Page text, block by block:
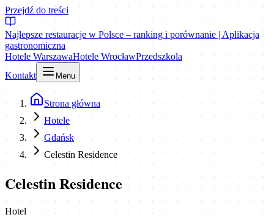
Przejdź do treści
Najlepsze restauracje w Polsce – ranking i porównanie | Aplikacja
gastronomiczna
Hotele WarszawaHotele WrocławPrzedszkola
Kontakt
Menu
Strona główna
Hotele
Gdańsk
Celestin Residence
Celestin Residence
Hotel